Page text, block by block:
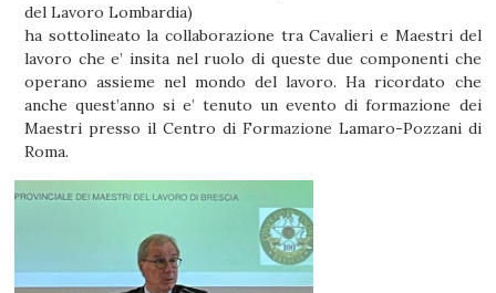
del Lavoro Lombardia)
ha sottolineato la collaborazione tra Cavalieri e Maestri del
lavoro che e’ insita nel ruolo di queste due componenti che
operano assieme nel mondo del lavoro. Ha ricordato che
anche quest’anno si e’ tenuto un evento di formazione dei
Maestri presso il Centro di Formazione Lamaro-Pozzani di
Roma.